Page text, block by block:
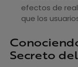
efectos de
que los
Secreto